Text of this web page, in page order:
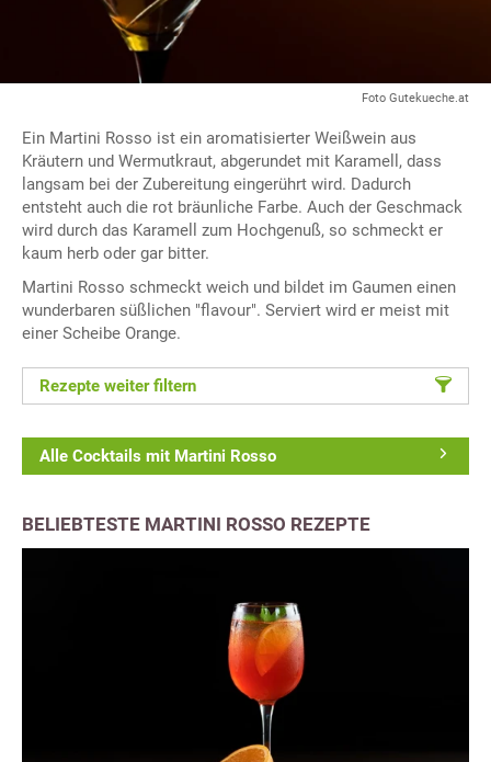
Foto Gutekueche.at
Ein Martini Rosso ist ein aromatisierter Weißwein aus
Kräutern und Wermutkraut, abgerundet mit Karamell, dass
langsam bei der Zubereitung eingerührt wird. Dadurch
entsteht auch die rot bräunliche Farbe. Auch der Geschmack
wird durch das Karamell zum Hochgenuß, so schmeckt er
kaum herb oder gar bitter.
Martini Rosso schmeckt weich und bildet im Gaumen einen
wunderbaren süßlichen "flavour". Serviert wird er meist mit
einer Scheibe Orange.
Rezepte weiter filtern
Alle Cocktails mit Martini Rosso
BELIEBTESTE MARTINI ROSSO REZEPTE